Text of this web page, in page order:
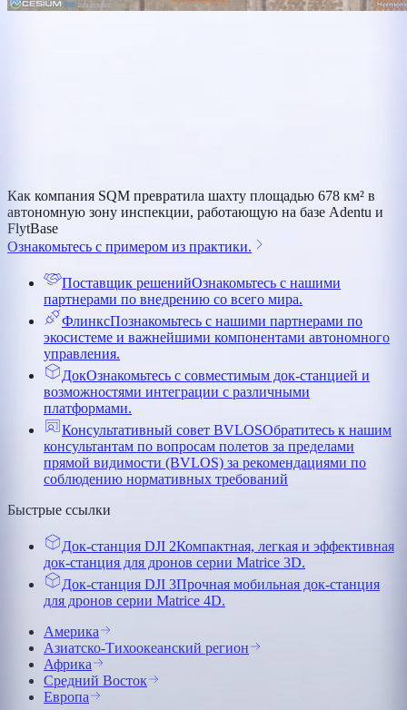
Как компания SQM превратила шахту площадью 678 км² в
автономную зону инспекции, работающую на базе Adentu и
FlytBase
Ознакомьтесь с примером из практики.
Поставщик решенийОзнакомьтесь с нашими
партнерами по внедрению со всего мира.
ФлинксПознакомьтесь с нашими партнерами по
экосистеме и важнейшими компонентами автономного
управления.
ДокОзнакомьтесь с совместимым док-станцией и
возможностями интеграции с различными
платформами.
Консультативный совет BVLOSОбратитесь к нашим
консультантам по вопросам полетов за пределами
прямой видимости (BVLOS) за рекомендациями по
соблюдению нормативных требований
Быстрые ссылки
Док-станция DJI 2Компактная, легкая и эффективная
док-станция для дронов серии Matrice 3D.
Док-станция DJI 3Прочная мобильная док-станция
для дронов серии Matrice 4D.
Америка
Азиатско-Тихоокеанский регион
Африка
Средний Восток
Европа